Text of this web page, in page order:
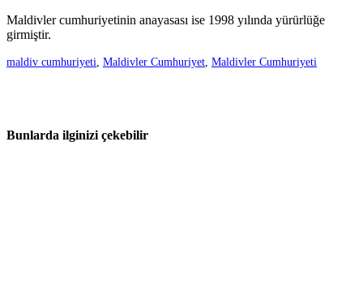
Maldivler cumhuriyetinin anayasası ise 1998 yılında yürürlüğe
girmiştir.
maldiv cumhuriyeti Maldivler Cumhuriyet Maldivler Cumhuriyeti
Bunlarda ilginizi çekebilir